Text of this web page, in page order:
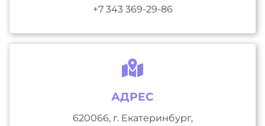
+7 343 369-29-86
АДРЕС
620066, г. Екатеринбург,